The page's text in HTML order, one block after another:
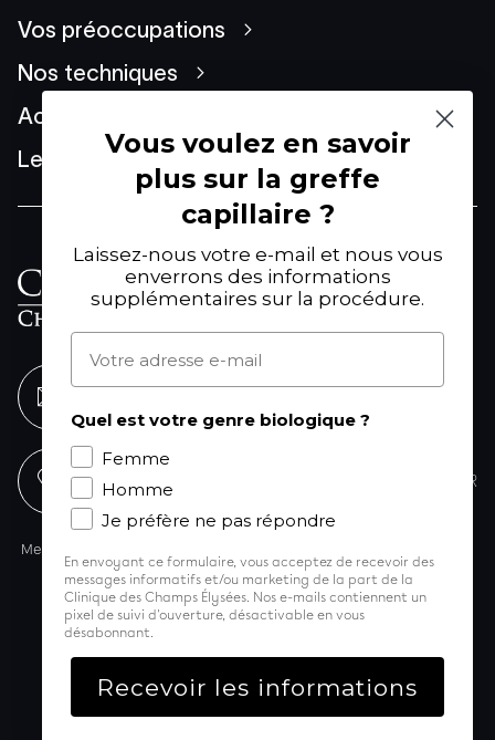
Vos préoccupations
Nos techniques
Actualités
Le Groupe
61 Avenue Franklin Delano
Roosevelt
01 53 77 25 88 NOUS TROUVER
Mentions légales
© Copyright 2024 CRPCE
Membre fondateur
La Clinique dans les médias
Vous voulez en savoir
plus sur la greffe
capillaire ?
Laissez-nous votre e-mail et nous vous
enverrons des informations
supplémentaires sur la procédure.
Adresse e-mail
Quel est votre genre biologique ?
Femme
Homme
Je préfère ne pas répondre
En envoyant ce formulaire, vous acceptez de recevoir des
messages informatifs et/ou marketing de la part de la
Clinique des Champs Élysées. Nos e-mails contiennent un
pixel de suivi d'ouverture, désactivable en vous
désabonnant.
Recevoir les informations